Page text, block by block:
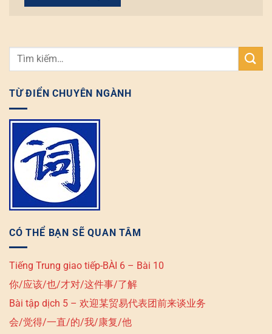
TỪ ĐIỂN CHUYÊN NGÀNH
CÓ THỂ BẠN SẼ QUAN TÂM
Tiếng Trung giao tiếp-BÀI 6 – Bài 10
你/应该/也/才对/这件事/了解
Bài tập dịch 5 – 欢迎某贸易代表团前来谈业务
会/觉得/一直/的/我/康复/他